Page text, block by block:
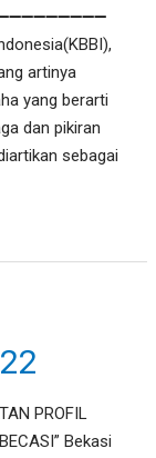
artinya
yang berarti
dan pikiran
sebagai
PROFIL
Bekasi